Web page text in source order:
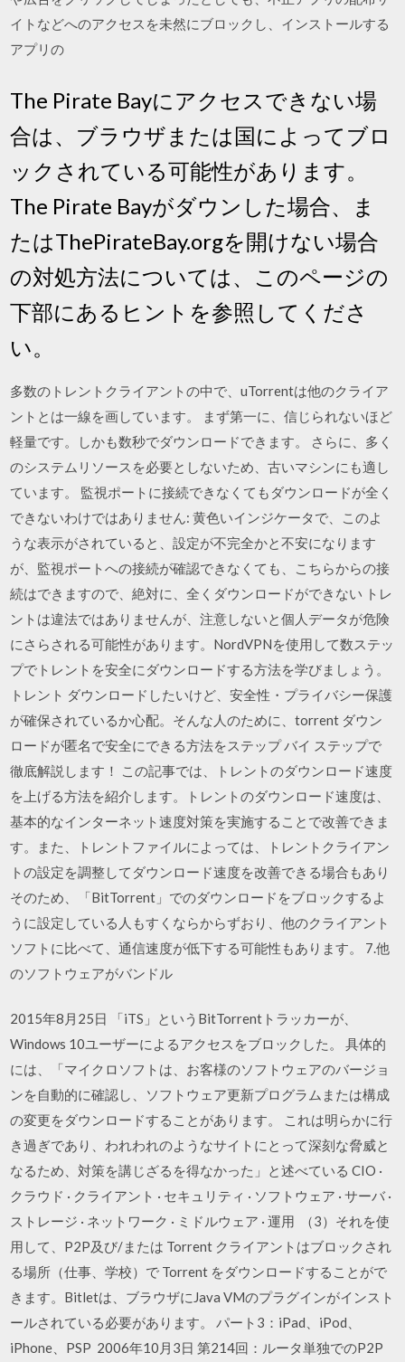
イトなどへのアクセスを未然にブロックし、インストールする
アプリの
The Pirate Bayにアクセスできない場
合は、ブラウザまたは国によってブロ
ックされている可能性があります。
The Pirate Bayがダウンした場合、ま
たはThePirateBay.orgを開けない場合
の対処方法については、このページの
下部にあるヒントを参照してくださ
い。
多数のトレントクライアントの中で、uTorrentは他のクライア
ントとは一線を画しています。 まず第一に、信じられないほど
軽量です。しかも数秒でダウンロードできます。 さらに、多く
のシステムリソースを必要としないため、古いマシンにも適し
ています。 監視ポートに接続できなくてもダウンロードが全く
できないわけではありません: 黄色いインジケータで、このよ
うな表示がされていると、設定が不完全かと不安になります
が、監視ポートへの接続が確認できなくても、こちらからの接
続はできますので、絶対に、全くダウンロードができない トレ
ントは違法ではありませんが、注意しないと個人データが危険
にさらされる可能性があります。NordVPNを使用して数ステッ
プでトレントを安全にダウンロードする方法を学びましょう。
トレント ダウンロードしたいけど、安全性・プライバシー保護
が確保されているか心配。そんな人のために、torrent ダウン
ロードが匿名で安全にできる方法をステップ バイ ステップで
徹底解説します！ この記事では、トレントのダウンロード速度
を上げる方法を紹介します。トレントのダウンロード速度は、
基本的なインターネット速度対策を実施することで改善できま
す。また、トレントファイルによっては、トレントクライアン
トの設定を調整してダウンロード速度を改善できる場合もあり
そのため、「BitTorrent」でのダウンロードをブロックするよ
うに設定している人もすくならからずおり、他のクライアント
ソフトに比べて、通信速度が低下する可能性もあります。 7.他
のソフトウェアがバンドル
2015年8月25日 「iTS」というBitTorrentトラッカーが、
Windows 10ユーザーによるアクセスをブロックした。 具体的
には、「マイクロソフトは、お客様のソフトウェアのバージョ
ンを自動的に確認し、ソフトウェア更新プログラムまたは構成
の変更をダウンロードすることがあります。 これは明らかに行
き過ぎであり、われわれのようなサイトにとって深刻な脅威と
なるため、対策を講じざるを得なかった」と述べている CIO ·
クラウド · クライアント · セキュリティ · ソフトウェア · サーバ ·
ストレージ · ネットワーク · ミドルウェア · 運用 （3）それを使
用して、P2P及び/または Torrent クライアントはブロックされ
る場所（仕事、学校）で Torrent をダウンロードすることがで
きます。Bitletは、ブラウザにJava VMのプラグインがインスト
ールされている必要があります。 パート3：iPad、iPod、
iPhone、PSP 2006年10月3日 第214回：ルータ単独でのP2P